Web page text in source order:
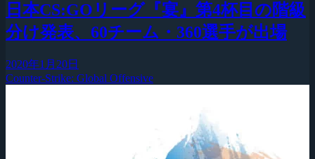
日本CS:GOリーグ『宴』第4杯目の階級
分け発表、60チーム・360選手が出場
2020年1月20日
Counter-Strike: Global Offensive